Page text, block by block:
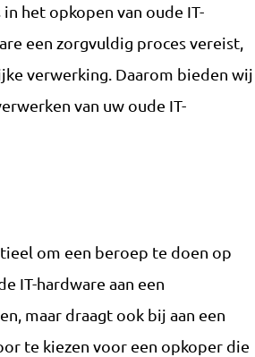
het opkopen van oude IT-
een zorgvuldig proces vereist,
verwerking. Daarom bieden wij
van uw oude IT-
om een beroep te doen op
IT-hardware aan een
maar draagt ook bij aan een
te kiezen voor een opkoper die